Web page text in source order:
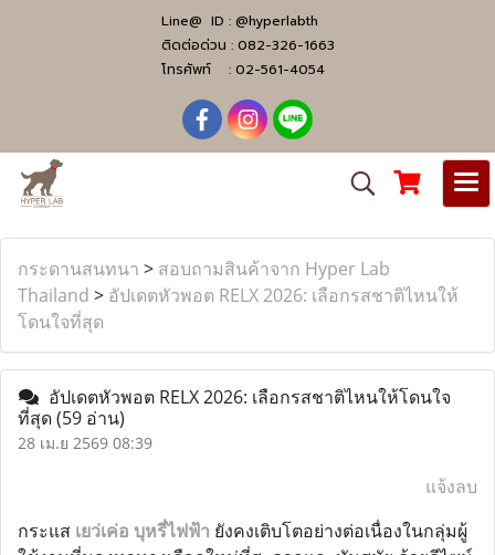
Line@ ID : @hyperlabth
ติดต่อด่วน : 082-326-1663
โทรศัพท์ : 02-561-4054
กระดานสนทนา > สอบถามสินค้าจาก Hyper Lab
Thailand > อัปเดตหัวพอต RELX 2026: เลือกรสชาติไหนให้
โดนใจที่สุด
อัปเดตหัวพอต RELX 2026: เลือกรสชาติไหนให้โดนใจ
ที่สุด(59 อ่าน)
28 เม.ย 2569 08:39
แจ้งลบ
กระแส เยว่เค่อ บุหรี่ไฟฟ้า ยังคงเติบโตอย่างต่อเนื่องในกลุ่มผู้